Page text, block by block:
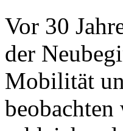
Vor 30
der
Mobilität